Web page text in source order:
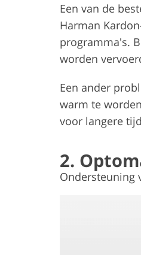
Een van de
Harman
programma's.
worden
Een ander
warm te
voor langere
2.
Ondersteuning